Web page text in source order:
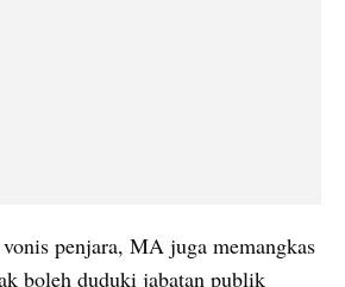
penjara, MA juga memangkas
boleh duduki jabatan publik